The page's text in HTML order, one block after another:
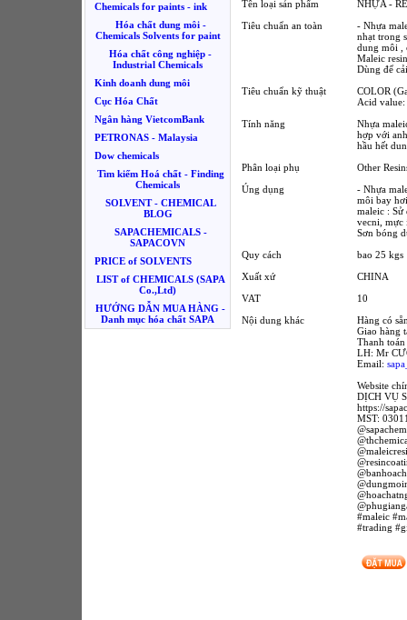
Chemicals for paints - ink
Hóa chất dung môi -
Chemicals Solvents for paint
Hóa chất công nghiệp -
Industrial Chemicals
Kinh doanh dung môi
Cục Hóa Chất
Ngân hàng VietcomBank
PETRONAS - Malaysia
Dow chemicals
Tìm kiếm Hoá chất - Finding
Chemicals
SOLVENT - CHEMICAL
BLOG
SAPACHEMICALS -
SAPACOVN
PRICE of SOLVENTS
LIST of CHEMICALS (SAPA
Co.,Ltd)
HƯỚNG DẪN MUA HÀNG -
Danh mục hóa chất SAPA
Tên loại sản phẩm
NHỰA -
Tiêu chuẩn an toàn
- Nhựa
nhạt trong
dung môi ,
Maleic
Dùng để cải
Tiêu chuẩn kỹ thuật
COLOR
Acid
Tính năng
Nhựa
hợp với
hầu hết
Phân loại phụ
Other
Úng dụng
- Nhựa
môi bay
maleic : Sử
vecni, mực
Sơn bóng
Quy cách
bao 25 kgs
Xuất xứ
CHINA
VAT
10
Nội dung khác
Hàng có
Giao
Thanh
LH: Mr
Email:
Website
DỊCH VỤ
https://
MST:
#maleic
#trading